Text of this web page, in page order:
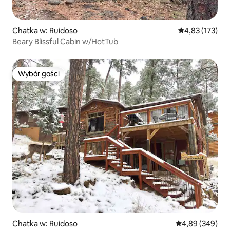
Chatka w: Ruidoso Średnia
4,83 (173)
Beary Blissful Cabin w/HotTub
Wybór gości
Wybór gości
Chatka w: Ruidoso Średnia
4,89 (349)